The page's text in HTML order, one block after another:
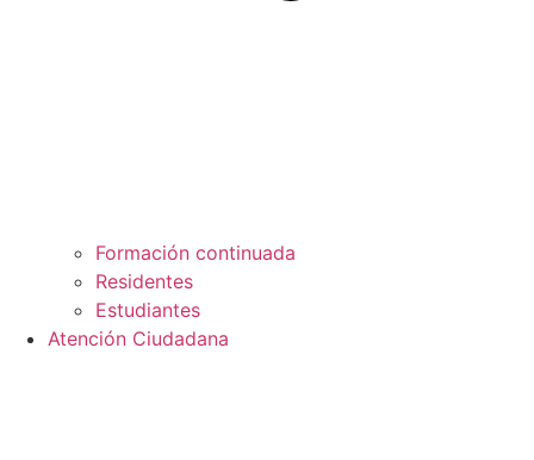
Formación continuada
Residentes
Estudiantes
Atención Ciudadana